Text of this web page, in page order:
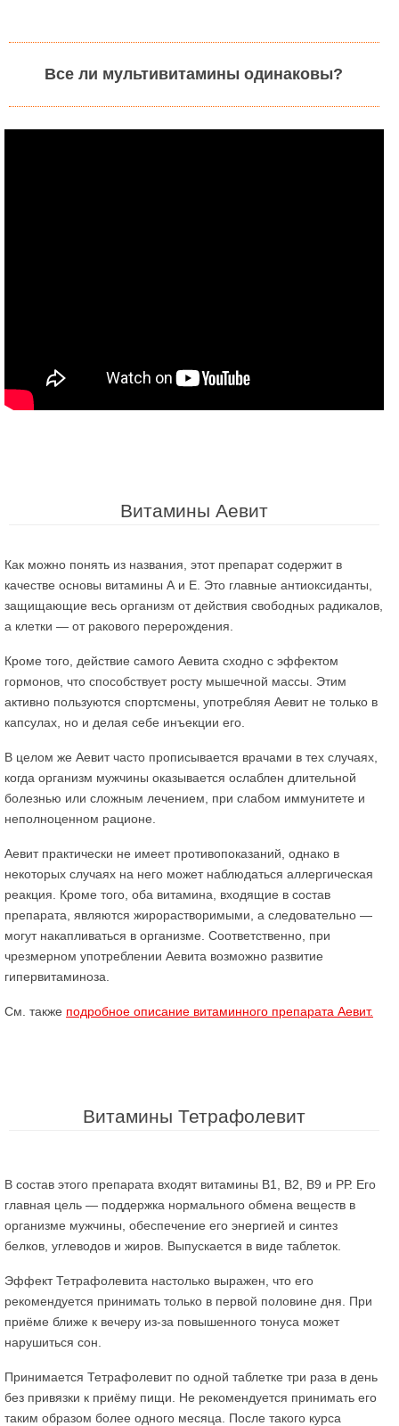
Все ли мультивитамины одинаковы?
Витамины Аевит
Как можно понять из названия, этот препарат содержит в
качестве основы витамины А и Е. Это главные антиоксиданты,
защищающие весь организм от действия свободных радикалов,
а клетки — от ракового перерождения.
Кроме того, действие самого Аевита сходно с эффектом
гормонов, что способствует росту мышечной массы. Этим
активно пользуются спортсмены, употребляя Аевит не только в
капсулах, но и делая себе инъекции его.
В целом же Аевит часто прописывается врачами в тех случаях,
когда организм мужчины оказывается ослаблен длительной
болезнью или сложным лечением, при слабом иммунитете и
неполноценном рационе.
Аевит практически не имеет противопоказаний, однако в
некоторых случаях на него может наблюдаться аллергическая
реакция. Кроме того, оба витамина, входящие в состав
препарата, являются жирорастворимыми, а следовательно —
могут накапливаться в организме. Соответственно, при
чрезмерном употреблении Аевита возможно развитие
гипервитаминоза.
См. также подробное описание витаминного препарата Аевит.
Витамины Тетрафолевит
В состав этого препарата входят витамины В1, В2, В9 и РР. Его
главная цель — поддержка нормального обмена веществ в
организме мужчины, обеспечение его энергией и синтез
белков, углеводов и жиров. Выпускается в виде таблеток.
Эффект Тетрафолевита настолько выражен, что его
рекомендуется принимать только в первой половине дня. При
приёме ближе к вечеру из-за повышенного тонуса может
нарушиться сон.
Принимается Тетрафолевит по одной таблетке три раза в день
без привязки к приёму пищи. Не рекомендуется принимать его
таким образом более одного месяца. После такого курса